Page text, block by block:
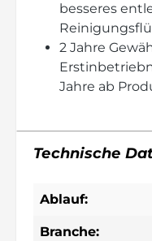
besseres
2 Jahre
Jahre ab
Technische
Ablauf:
Branche: